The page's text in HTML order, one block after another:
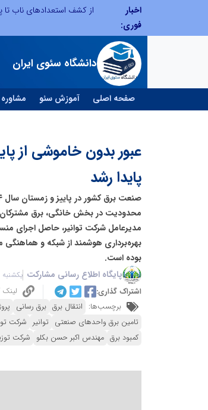
اخبار
فوری:
دانشگاه سئوی ایران
صفحه اصلی آموزش سئو
پایدا رشد
محدودیت در بخش خانگی، برق مشترکان
مدیرعامل شرکت توانیر، حاصل اجرای
بهره‌برداری هوشمند از شبکه و هماهنگی
بوده است.
پایگاه اطلاع رسانی مشارکت یکشنبه 26 بهمن 1404 - 17:34
اشتراک گذاری:
لینک
برچسب‌ها: انتقال برق برق رسانی
تامین برق واحدهای صنعتی توانیر شرکت
کمبود برق مهندس اکبر حسن بکلو شرکت